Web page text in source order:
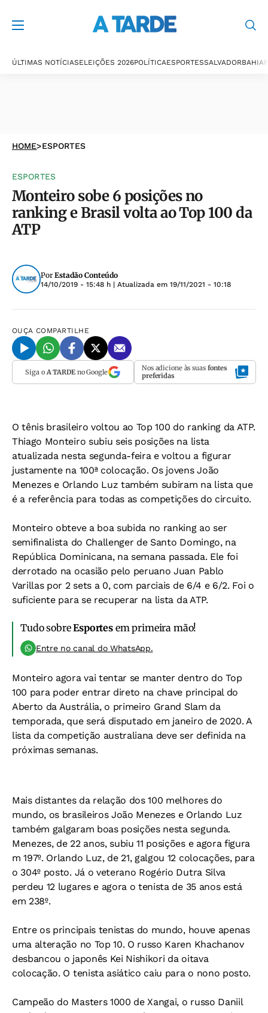
ÚLTIMAS NOTÍCIASELEIÇÕES 2026POLÍTICAESPORTESSALVADORBAHIA
HOME>ESPORTES
ESPORTES
Monteiro sobe 6 posições no
ranking e Brasil volta ao Top 100 da
ATP
Por Estadão Conteúdo
14/10/2019 - 15:48 h | Atualizada em 19/11/2021 - 10:18
OUÇA COMPARTILHE
Siga o A TARDEno Google Nos adicione às suas fontes
preferidas
O tênis brasileiro voltou ao Top 100 do ranking da ATP.
Thiago Monteiro subiu seis posições na lista
atualizada nesta segunda-feira e voltou a figurar
justamente na 100ª colocação. Os jovens João
Menezes e Orlando Luz também subiram na lista que
é a referência para todas as competições do circuito.
Monteiro obteve a boa subida no ranking ao ser
semifinalista do Challenger de Santo Domingo, na
República Dominicana, na semana passada. Ele foi
derrotado na ocasião pelo peruano Juan Pablo
Varillas por 2 sets a 0, com parciais de 6/4 e 6/2. Foi o
suficiente para se recuperar na lista da ATP.
Tudo sobreEsportesem primeira mão!
Entre no canal do WhatsApp.
Monteiro agora vai tentar se manter dentro do Top
100 para poder entrar direto na chave principal do
Aberto da Austrália, o primeiro Grand Slam da
temporada, que será disputado em janeiro de 2020. A
lista da competição australiana deve ser definida na
próximas semanas.
Mais distantes da relação dos 100 melhores do
mundo, os brasileiros João Menezes e Orlando Luz
também galgaram boas posições nesta segunda.
Menezes, de 22 anos, subiu 11 posições e agora figura
m 197º. Orlando Luz, de 21, galgou 12 colocações, para
o 304º posto. Já o veterano Rogério Dutra Silva
perdeu 12 lugares e agora o tenista de 35 anos está
em 238º.
Entre os principais tenistas do mundo, houve apenas
uma alteração no Top 10. O russo Karen Khachanov
desbancou o japonês Kei Nishikori da oitava
colocação. O tenista asiático caiu para o nono posto.
Campeão do Masters 1000 de Xangai, o russo Daniil